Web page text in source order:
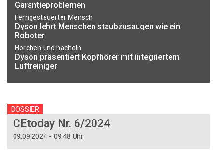
Garantieproblemen
Ferngesteuerter Mensch
Dyson lehrt Menschen staubzusaugen wie ein
Roboter
Horchen und hächeln
Dyson präsentiert Kopfhörer mit integriertem
Luftreiniger
DOSSIER
CEtoday Nr. 6/2024
09.09.2024 - 09:48 Uhr